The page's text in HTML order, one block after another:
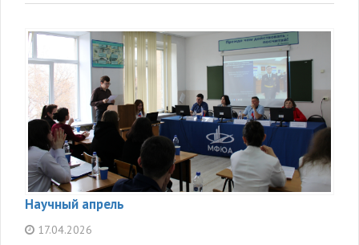
Научный апрель
17.04.2026